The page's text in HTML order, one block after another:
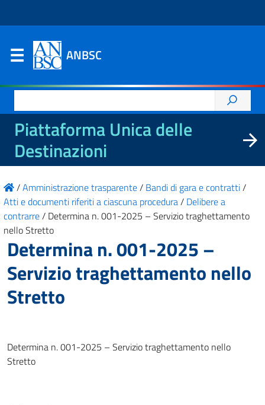
ANBSC
per:
Piattaforma Unica delle
Destinazioni
/Amministrazione trasparente/ Bandi di gara e contratti/
Atti e documenti riferiti a ciascuna procedura/ Delibere a
contrarre/ Determina n. 001-2025 – Servizio traghettamento
nello Stretto
Determina n. 001-2025 –
Servizio traghettamento nello
Stretto
Determina n. 001-2025 – Servizio traghettamento nello
Stretto